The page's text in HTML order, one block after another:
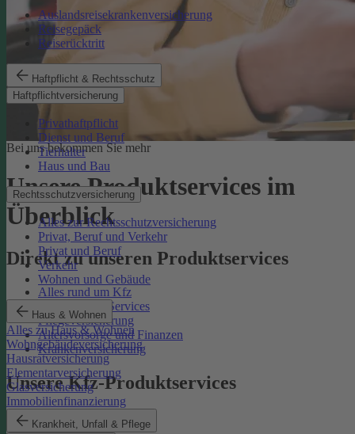
Auslandsreisekrankenversicherung
Reisegepäck
Reiserücktritt
Haftpflicht & Rechtsschutz
Haftpflichtversicherung
Privathaftpflicht
Dienst und Beruf
Tierhalter
Haus und Bau
Rechtsschutzversicherung
Alles zur Rechtsschutzversicherung
Privat, Beruf und Verkehr
Privat und Beruf
Verkehr
Wohnen und Gebäude
Haus & Wohnen
Alles zu Haus & Wohnen
Wohngebäudeversicherung
Hausratversicherung
Elementarversicherung
Glasversicherung
Immobilienfinanzierung
Krankheit, Unfall & Pflege
Bei uns bekommen Sie mehr
Unsere Produktservices im
Überblick
Direkt zu unseren Produktservices
Alles rund um Kfz
Rechtsschutz-Services
Pflegeversicherung
Altersvorsorge und Finanzen
Krankenversicherung
Unsere Kfz-Produktservices
eVB-Nummer